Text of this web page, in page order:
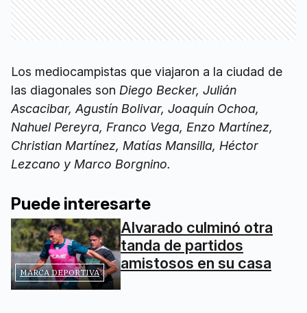
Los mediocampistas que viajaron a la ciudad de
las diagonales son Diego Becker, Julián
Ascacibar, Agustín Bolivar, Joaquín Ochoa,
Nahuel Pereyra, Franco Vega, Enzo Martínez,
Christian Martínez, Matías Mansilla, Héctor
Lezcano y Marco Borgnino.
Puede interesarte
MARCA DEPORTIVA
Alvarado culminó otra
tanda de partidos
amistosos en su casa